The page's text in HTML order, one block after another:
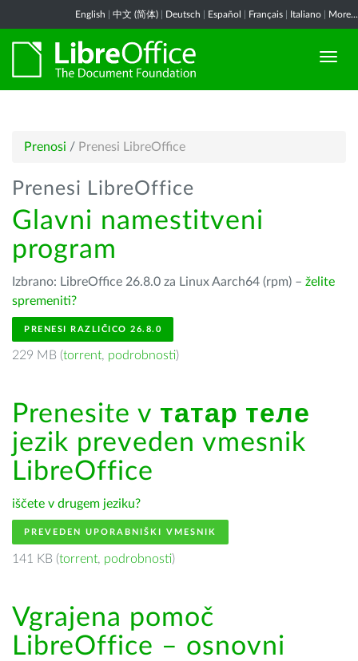
English 中文 (简体) Deutsch Español Français Italiano More...
Prenosi / Prenesi LibreOffice
Prenesi LibreOffice
Glavni namestitveni
program
Izbrano: LibreOffice 26.8.0 za Linux Aarch64 (rpm) – želite
spremeniti?
PRENESI RAZLIČICO 26.8.0
229 MB (torrent, podrobnosti)
Prenesite v татар теле
jezik preveden vmesnik
LibreOffice
iščete v drugem jeziku?
PREVEDEN UPORABNIŠKI VMESNIK
141 KB (torrent, podrobnosti)
Vgrajena pomoč
LibreOffice – osnovni